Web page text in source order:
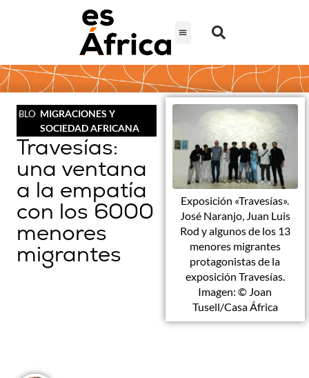
BLOGMIGRACIONES Y
SOCIEDAD AFRICANA
Travesías:
una ventana
a la empatía
con los 6000
menores
migrantes
Exposición «Travesías».
José Naranjo, Juan Luis
Rod y algunos de los 13
menores migrantes
protagonistas de la
exposición Travesías.
Imagen: © Joan
Tusell/Casa África